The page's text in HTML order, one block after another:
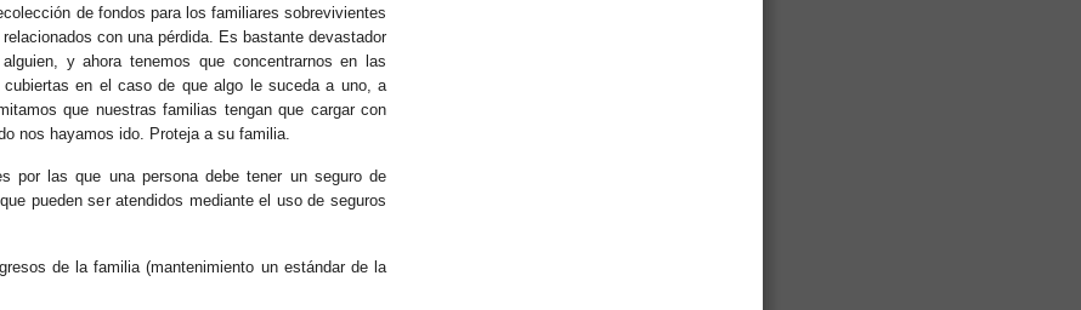
de fondos para los familiares sobrevivientes
con una pérdida. Es bastante devastador
y ahora tenemos que concentrarnos en las
en el caso de que algo le suceda a uno, a
que nuestras familias tengan que cargar con
nos hayamos ido. Proteja a su familia.
por las que una persona debe tener un seguro de
pueden ser atendidos mediante el uso de seguros
de la familia (mantenimiento un estándar de la